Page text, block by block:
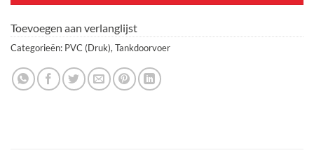
Toevoegen aan verlanglijst
Categorieën: PVC (Druk),Tankdoorvoer